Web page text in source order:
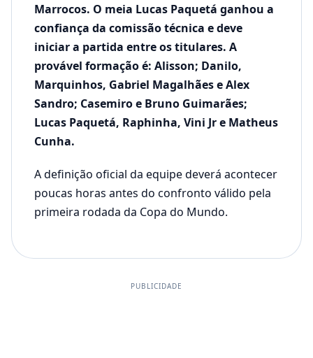
Marrocos. O meia Lucas Paquetá ganhou a
confiança da comissão técnica e deve
iniciar a partida entre os titulares. A
provável formação é: Alisson; Danilo,
Marquinhos, Gabriel Magalhães e Alex
Sandro; Casemiro e Bruno Guimarães;
Lucas Paquetá, Raphinha, Vini Jr e Matheus
Cunha.
A definição oficial da equipe deverá acontecer
poucas horas antes do confronto válido pela
primeira rodada da Copa do Mundo.
PUBLICIDADE